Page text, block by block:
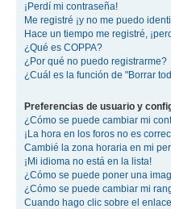
¡Perdí mi contraseña!
Me registré ¡y no me puedo
Hace un tiempo me registré,
¿Qué es COPPA?
¿Por qué no puedo registrarme?
¿Cuál es la función de "Borrar
Preferencias de usuario y
¿Cómo se puede cambiar mi
¡La hora en los foros no es
Cambié la zona horaria en mi
¡Mi idioma no está en la lista!
¿Cómo se puede poner una
¿Cómo se puede cambiar mi
Cuando hago clic sobre el